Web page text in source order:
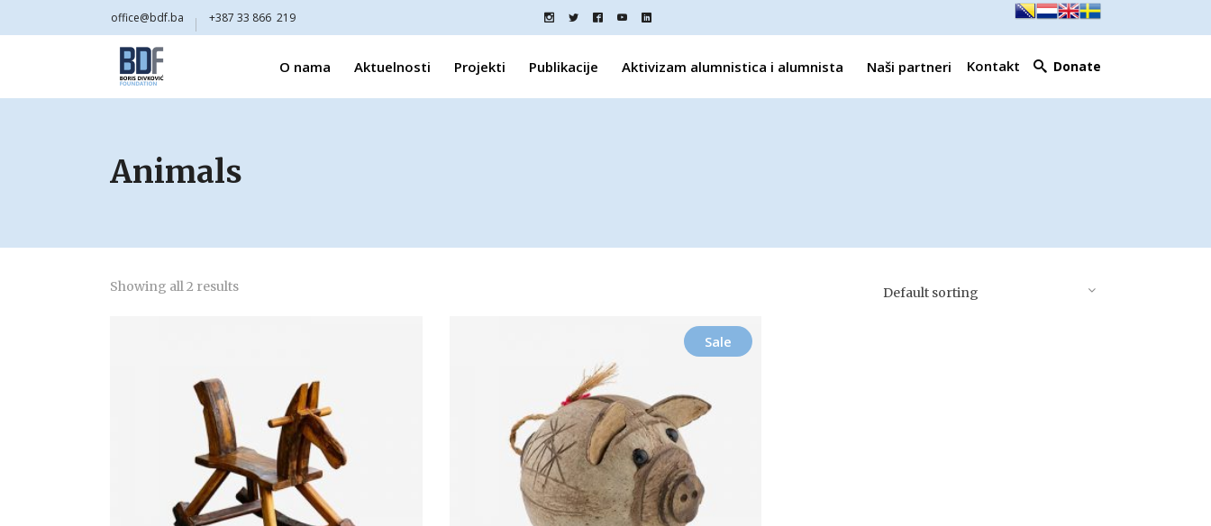
office@bdf.ba +387 33 866 219
O nama Aktuelnosti Projekti Publikacije Aktivizam alumnistica i alumnista Naši partneri Kontakt Donate
Animals
Showing all 2 results Default sorting
Sale